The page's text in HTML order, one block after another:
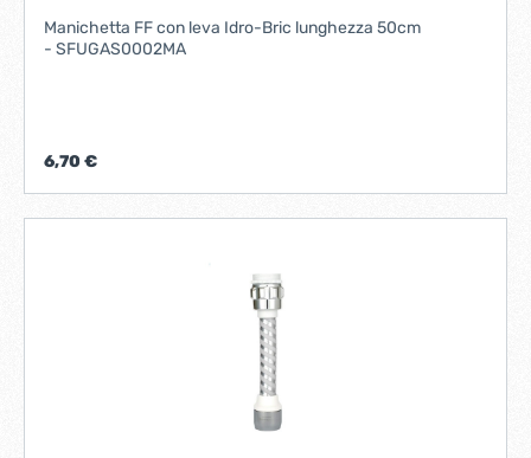
Manichetta FF con leva Idro-Bric lunghezza 50cm
- SFUGAS0002MA
6,70 €